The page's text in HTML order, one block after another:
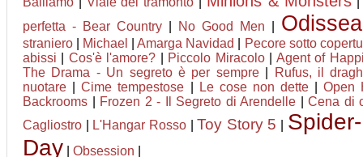
perfetta - Bear Country
No Good Men Odissea
straniero
Michael |Amarga Navidad
Pecore sotto
abissi
Cos'è l'amore? Piccolo Miracolo| Agent of
The Drama - Un segreto è per sempre|
Rufus, il
nuotare |Cime tempestose Le cose non dette |Open
Backrooms
Frozen 2 - Il Segreto di Arendelle
Cena di
Cagliostro
L'Hangar Rosso|Toy Story 5
Day
Obsession